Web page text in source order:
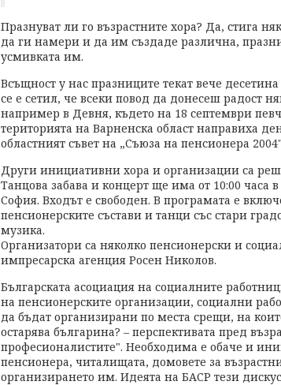
Празнуват ли го възрастните хора? Да, стига
да ги намери и да им създаде различна,
усмивката им.
Всъщност у нас празниците текат вече
се е сетил, че всеки повод да донесеш радост
например в Девня, където на 18 септември
територията на Варненска област направиха
областният съвет на „Съюза на пенсионера
Други инициативни хора и организации са
Танцова забава и концерт ще има от 10:00
София. Входът е свободен. В програмата е
пенсионерските състави и танци със стари
музика.
Организатори са няколко пенсионерски и
импресарска агенция Росен Николов.
Българската асоциация на социалните
на пенсионерските организации, социални
да бъдат организирани по места срещи, на
остарява българина? – перспективата пред
професионалистите". Необходима е обаче и
пенсионера, читалищата, домовете за
организирането им. Идеята на БАСР тези